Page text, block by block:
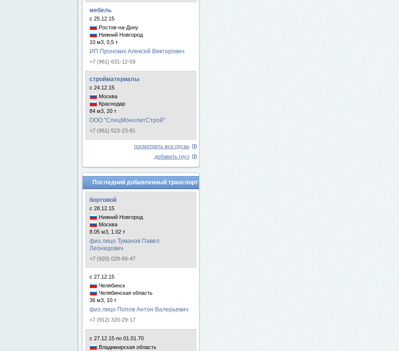
мебель
с 25.12.15
Ростов-на-Дону
Нижний Новгород
10 м3, 0,5 т
ИП Пронских Алексей Викторович
+7 (961) 631-12-59
стройматериалы
с 24.12.15
Москва
Краснодар
84 м3, 20 т
ООО "СпецМонолитСтрой"
+7 (961) 523-23-81
посмотреть все грузы
добавить груз
Последний добавленный транспорт
бортовой
с 28.12.15
Нижний Новгород
Москва
8.05 м3, 1.02 т
физ.лицо Туманов Павел
Леонидович
+7 (920) 029-69-47
с 27.12.15
Челябинск
Челябинская область
36 м3, 10 т
физ.лицо Попов Антон Валерьевич
+7 (912) 320-29-17
с 27.12.15 по 01.01.70
Владимирская область